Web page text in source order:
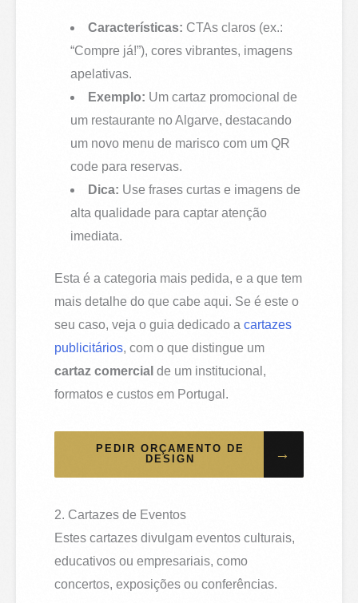
Características: CTAs claros (ex.:
“Compre já!”), cores vibrantes, imagens
apelativas.
Exemplo: Um cartaz promocional de
um restaurante no Algarve, destacando
um novo menu de marisco com um QR
code para reservas.
Dica: Use frases curtas e imagens de
alta qualidade para captar atenção
imediata.
Esta é a categoria mais pedida, e a que tem
mais detalhe do que cabe aqui. Se é este o
seu caso, veja o guia dedicado acartazes
publicitários, com o que distingue um
cartaz comercial de um institucional,
formatos e custos em Portugal.
PEDIR ORÇAMENTO DE
DESIGN
→
2. Cartazes de Eventos
Estes cartazes divulgam eventos culturais,
educativos ou empresariais, como
concertos, exposições ou conferências.